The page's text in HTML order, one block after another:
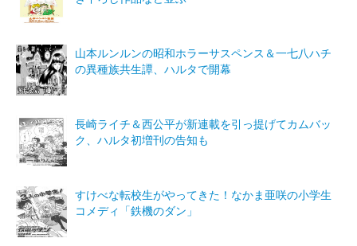
山本ルンルンの昭和ホラーサスペンス＆一七八ハチ
の異種族共生譚、ハルタで開幕
長崎ライチ＆西公平が新連載を引っ提げてカムバッ
ク、ハルタ初増刊の告知も
すけべな転校生がやってきた！なかま亜咲の小学生
コメディ「鉄機のダン」